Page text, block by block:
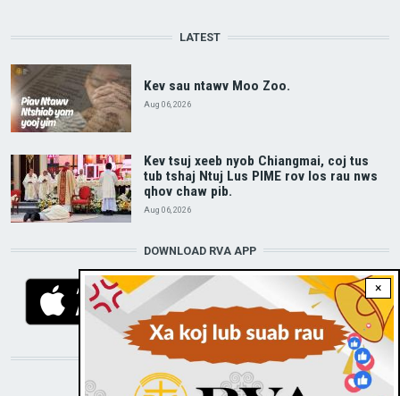
×
LATEST
Kev sau ntawv Moo Zoo.
Aug 06, 2026
Kev tsuj xeeb nyob Chiangmai, coj tus
tub tshaj Ntuj Lus PIME rov los rau nws
qhov chaw pib.
Aug 06, 2026
DOWNLOAD RVA APP
STAY CONNECTED WITH US!